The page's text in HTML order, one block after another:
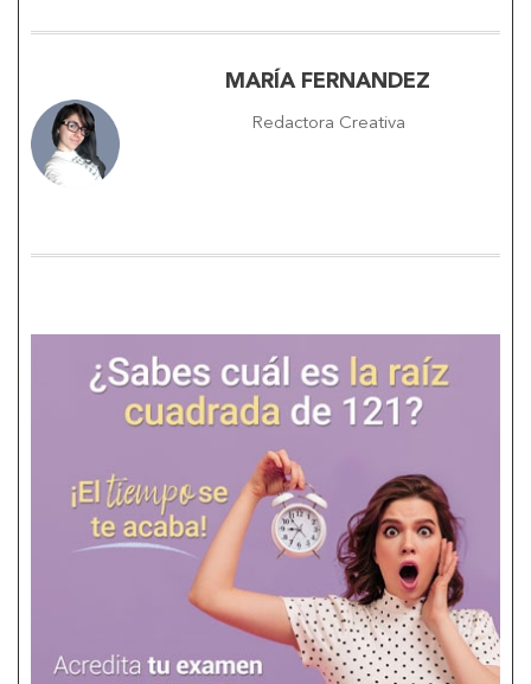
MARÍA FERNANDEZ
Redactora Creativa